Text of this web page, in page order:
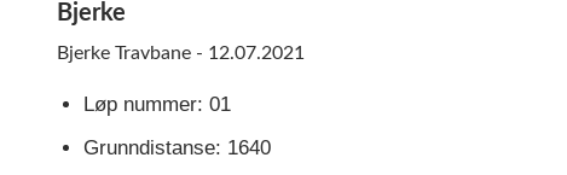
Bjerke
Bjerke Travbane - 12.07.2021
Løp nummer: 01
Grunndistanse: 1640